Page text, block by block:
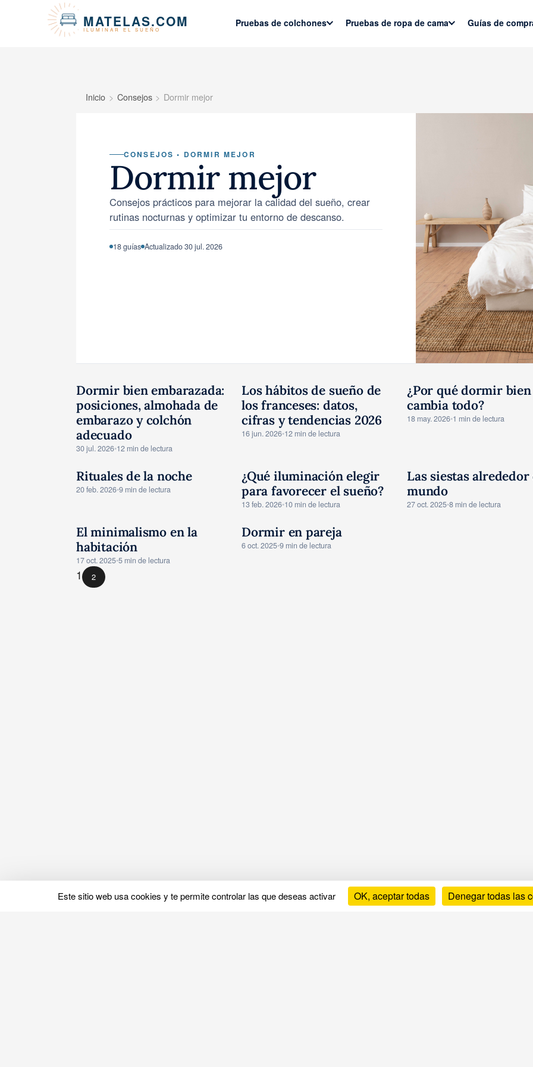
MATELAS.COM
ILUMINAR EL SUEÑO
Pruebas de colchones Pruebas de ropa de cama Guías de
Inicio Consejos Dormir mejor
CONSEJOS • DORMIR MEJOR
Dormir mejor
Consejos prácticos para mejorar la calidad del sueño, crear
rutinas nocturnas y optimizar tu entorno de descanso.
18 guías Actualizado 30 jul. 2026
CONSEJOS
Dormir bien embarazada:
posiciones, almohada de
embarazo y colchón
adecuado
30 jul. 2026•12 min de lectura
CONSEJOS
Los hábitos de sueño de
los franceses: datos,
cifras y tendencias 2026
16 jun. 2026•12 min de lectura
CONSEJOS
¿Por qué dormir
cambia todo?
18 may. 2026•1 min de lectura
CONSEJOS
Rituales de la noche
20 feb. 2026•9 min de lectura CONSEJOS
¿Qué iluminación elegir
para favorecer el sueño?
13 feb. 2026•10 min de lectura
CONSEJOS
Las siestas alrededor
mundo
27 oct. 2025•8 min de lectura
CONSEJOS
El minimalismo en la
habitación
17 oct. 2025•5 min de lectura
CONSEJOS
Dormir en pareja
6 oct. 2025•9 min de lectura
1 2
Panel de gestión de cookies
Este sitio web usa cookies y te permite controlar las que deseas activar OK, aceptar todas Denegar todas las